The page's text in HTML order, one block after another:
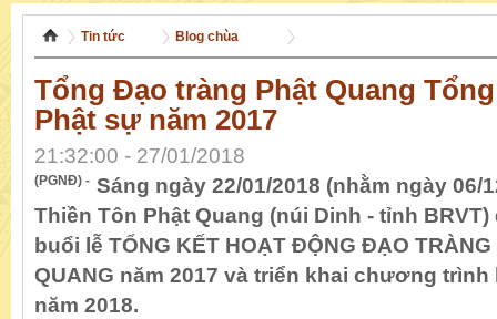
Tin tức Blog chùa
Tổng Đạo tràng Phật Quang
Phật sự năm 2017
21:32:00 - 27/01/2018
(PGNĐ) - Sáng ngày 22/01/2018 (nhằm ngày 06/
Thiền Tôn Phật Quang (núi Dinh - tỉnh
buổi lễ TỔNG KẾT HOẠT ĐỘNG ĐẠO
QUANG năm 2017 và triển khai chương
năm 2018.